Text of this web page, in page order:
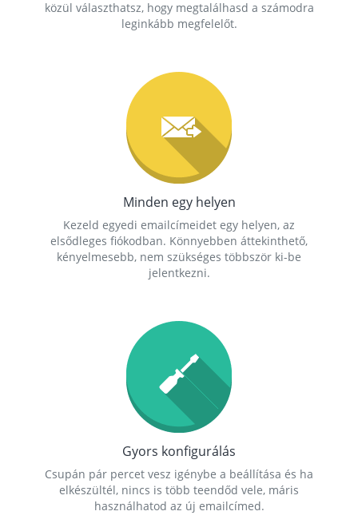
közül választhatsz, hogy megtalálhasd a számodra
leginkább megfelelőt.
Minden egy helyen
Kezeld egyedi emailcímeidet egy helyen, az
elsődleges fiókodban. Könnyebben áttekinthető,
kényelmesebb, nem szükséges többször ki-be
jelentkezni.
Gyors konfigurálás
Csupán pár percet vesz igénybe a beállítása és ha
elkészültél, nincs is több teendőd vele, máris
használhatod az új emailcímed.